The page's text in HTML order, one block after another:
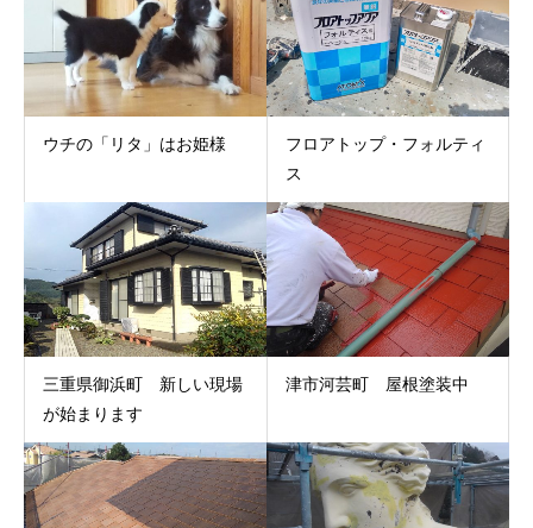
ウチの「リタ」はお姫様
フロアトップ・フォルティ
ス
三重県御浜町 新しい現場
が始まります
津市河芸町 屋根塗装中